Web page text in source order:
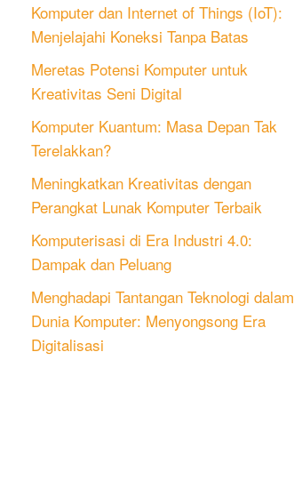
Komputer dan Internet of Things (IoT):
Menjelajahi Koneksi Tanpa Batas
Meretas Potensi Komputer untuk
Kreativitas Seni Digital
Komputer Kuantum: Masa Depan Tak
Terelakkan?
Meningkatkan Kreativitas dengan
Perangkat Lunak Komputer Terbaik
Komputerisasi di Era Industri 4.0:
Dampak dan Peluang
Menghadapi Tantangan Teknologi dalam
Dunia Komputer: Menyongsong Era
Digitalisasi